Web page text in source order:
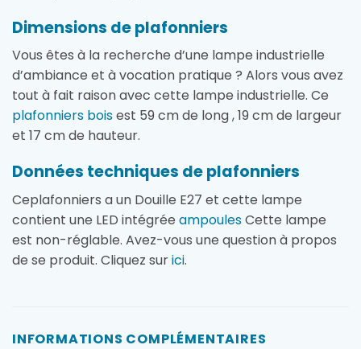
Dimensions de plafonniers
Vous êtes à la recherche d’une lampe industrielle
d’ambiance et à vocation pratique ? Alors vous avez
tout à fait raison avec cette lampe industrielle. Ce
plafonniers boisest 59 cm de long , 19 cm de largeur
et 17 cm de hauteur.
Données techniques de plafonniers
Ceplafonniers a un Douille E27 et cette lampe
contient une LED intégrée ampoulesCette lampe
est non-réglable. Avez-vous une question à propos
de se produit. Cliquez surici.
INFORMATIONS COMPLÉMENTAIRES